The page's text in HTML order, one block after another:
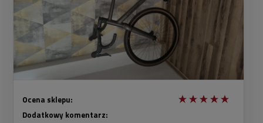
Ocena sklepu:
Dodatkowy komentarz: